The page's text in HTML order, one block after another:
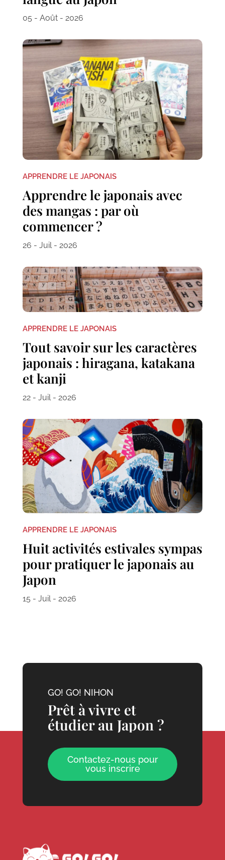
05 - Août - 2026
APPRENDRE LE JAPONAIS
Apprendre le japonais avec
des mangas : par où
commencer ?
26 - Juil - 2026
APPRENDRE LE JAPONAIS
Tout savoir sur les caractères
japonais : hiragana, katakana
et kanji
22 - Juil - 2026
APPRENDRE LE JAPONAIS
Huit activités estivales sympas
pour pratiquer le japonais au
Japon
15 - Juil - 2026
GO! GO! NIHON
Prêt à vivre et
étudier au Japon ?
Contactez-nous pour
vous inscrire